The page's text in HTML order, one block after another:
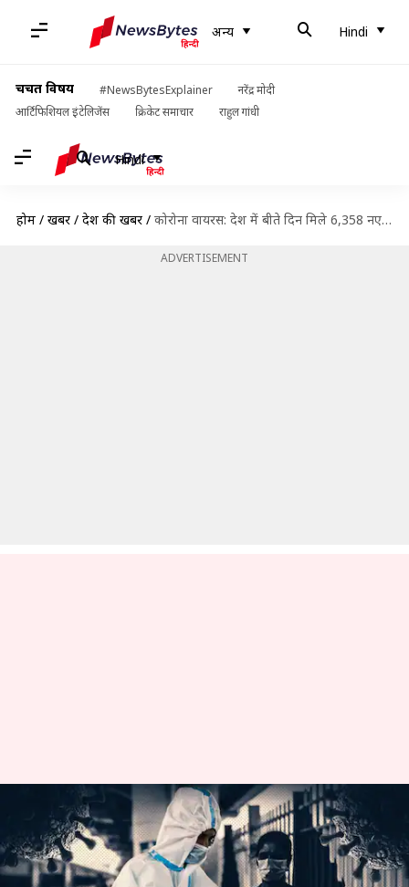
अन्य Hindi
चर्चित विषय #NewsBytesExplainer
नरेंद्र मोदी
आर्टिफिशियल इंटेलिजेंस
क्रिकेट समाचार राहुल गांधी
Hindi
होम / खबरें / देश की खबरें / कोरोना वायरस: देश में बीते दिन मिले 6,358 नए संक्रमित, ओमिक्रॉन के मामले 600 पार
ADVERTISEMENT
कोरोना वायरस: देश में बीते दिन मिले
6,358 नए संक्रमित, ओमिक्रॉन के
मामले 600 पार